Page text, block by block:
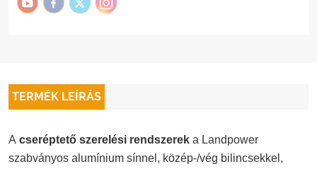
TERMÉK LEÍRÁS
A cseréptető szerelési rendszerek a Landpower
szabványos alumínium sínnel, közép-/vég bilincsekkel,